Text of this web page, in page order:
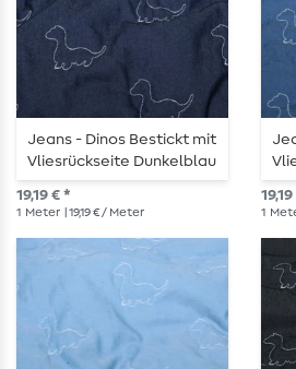
Jeans - Dinos Bestickt mit
Vliesrückseite Dunkelblau
19,19 € *
1 Meter | 19,19 € / Meter 1